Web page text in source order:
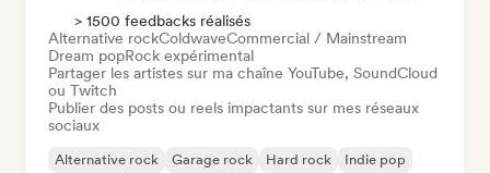
> 1500 feedbacks réalisés
Alternative rockColdwaveCommercial / Mainstream
Dream popRock expérimental
Partager les artistes sur ma chaîne YouTube, SoundCloud
ou Twitch
Publier des posts ou reels impactants sur mes réseaux
sociaux
Alternative rock Garage rock Hard rock
Indie pop